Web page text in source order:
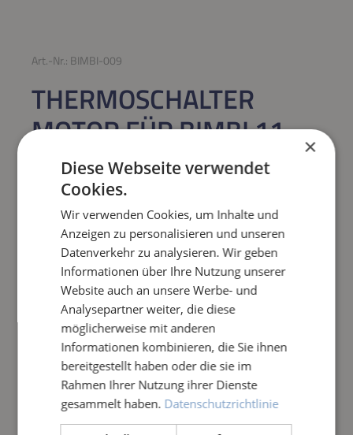
Art.-Nr.: BIMBI-009
THERMOSCHALTER
MOTOR FÜR BIMBI 11
BÜRSTE
Regulärer Preis:
7,02 €
Preise inkl. MwSt. zzgl. Versandkosten
Produkt Anzahl: Gib den gewünschten
IN DEN WARENKORB
Frage zum Artikel
×
Diese Webseite verwendet
Cookies.
Wir verwenden Cookies, um Inhalte und
Anzeigen zu personalisieren und unseren
Datenverkehr zu analysieren. Wir geben
Informationen über Ihre Nutzung unserer
Website auch an unsere Werbe- und
Analysepartner weiter, die diese
möglicherweise mit anderen
Informationen kombinieren, die Sie ihnen
bereitgestellt haben oder die sie im
Rahmen Ihrer Nutzung ihrer Dienste
gesammelt haben. Datenschutzrichtlinie